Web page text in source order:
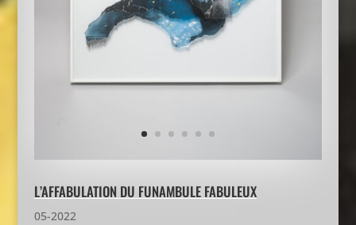
L’AFFABULATION DU FUNAMBULE FABULEUX
05-2022